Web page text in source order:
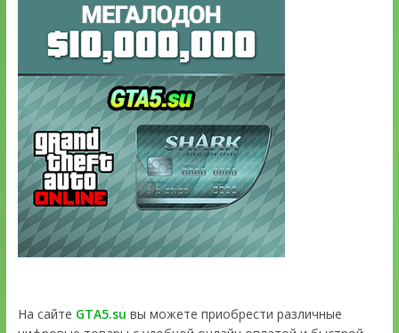
На сайте GTA5.su вы можете приобрести различные